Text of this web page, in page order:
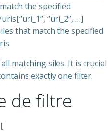
the specified
“uri_2”, …]
that match the specified
matching siles. It is crucial
exactly one filter.
de filtre
[